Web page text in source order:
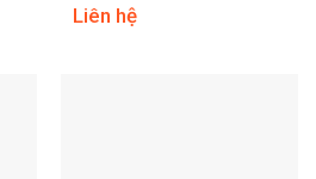
Liên hệ